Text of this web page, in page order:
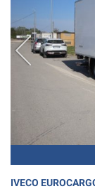
IVECO